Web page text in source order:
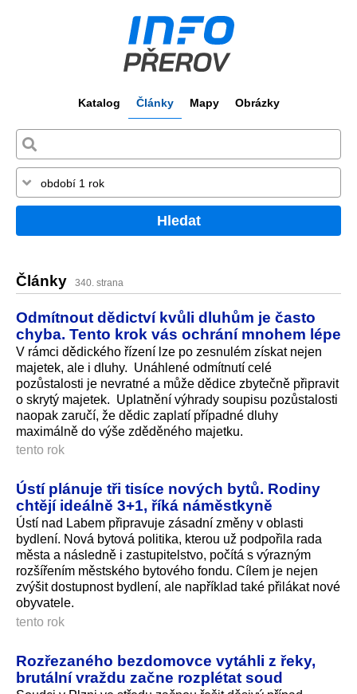
Katalog Články Mapy Obrázky
Hledat
Články 340. strana
Odmítnout dědictví kvůli dluhům je často
chyba. Tento krok vás ochrání mnohem lépe
V rámci dědického řízení lze po zesnulém získat nejen
majetek, ale i dluhy. Unáhlené odmítnutí celé
pozůstalosti je nevratné a může dědice zbytečně připravit
o skrytý majetek. Uplatnění výhrady soupisu pozůstalosti
naopak zaručí, že dědic zaplatí případné dluhy
maximálně do výše zděděného majetku.
tento rok
Ústí plánuje tři tisíce nových bytů. Rodiny
chtějí ideálně 3+1, říká náměstkyně
Ústí nad Labem připravuje zásadní změny v oblasti
bydlení. Nová bytová politika, kterou už podpořila rada
města a následně i zastupitelstvo, počítá s výrazným
rozšířením městského bytového fondu. Cílem je nejen
zvýšit dostupnost bydlení, ale například také přilákat nové
obyvatele.
tento rok
Rozřezaného bezdomovce vytáhli z řeky,
brutální vraždu začne rozplétat soud